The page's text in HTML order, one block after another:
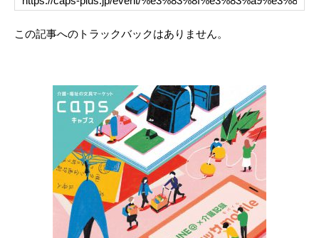
この記事へのトラックバックはありません。